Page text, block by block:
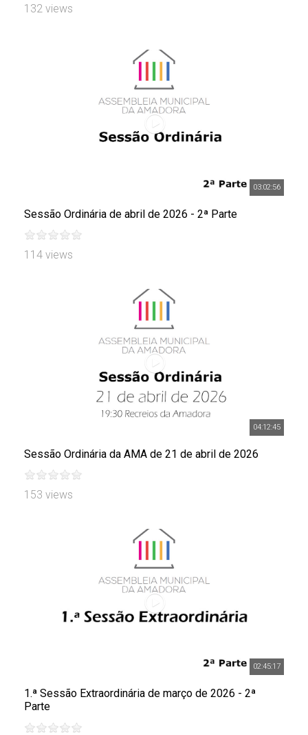
132 views
03:02:56
Sessão Ordinária de abril de 2026 - 2ª Parte
114 views
04:12:45
Sessão Ordinária da AMA de 21 de abril de 2026
153 views
02:45:17
1.ª Sessão Extraordinária de março de 2026 - 2ª
Parte